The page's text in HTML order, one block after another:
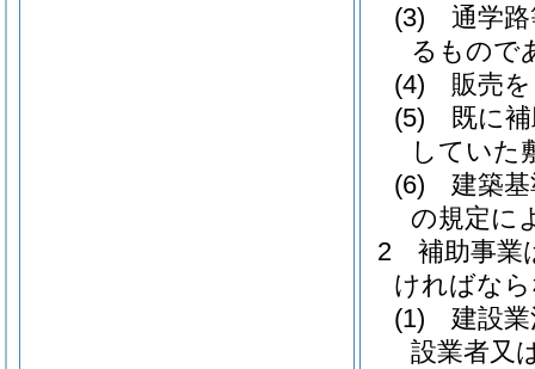
(3)
通学
るもので
(4)
販売
(5)
既に
していた
(6)
建築
の規定に
2
補助事業
ければな
(1)
建設
設業者又